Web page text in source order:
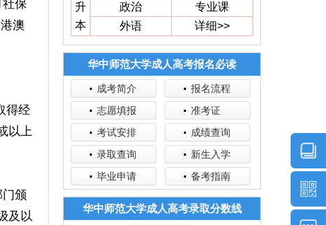
社保
澳
得经
以上
门颁
及以
升
本
政治
专业课
外语
详细>>
华中师范大学成人高考报名必读
成考简介
报名流程
志愿填报
准考证
考试安排
成绩查询
录取查询
新生入学
毕业申请
备考指南
华中师范大学成人高考录取分数线